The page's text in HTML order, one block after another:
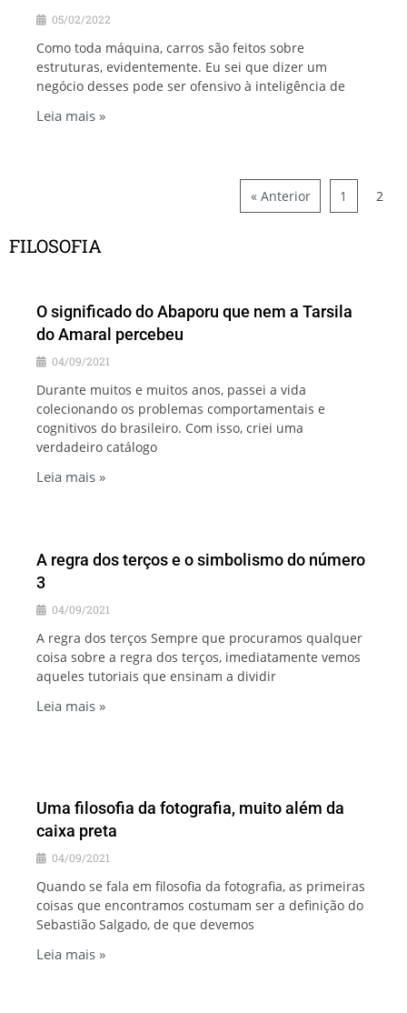
05/02/2022
Como toda máquina, carros são feitos sobre
estruturas, evidentemente. Eu sei que dizer um
negócio desses pode ser ofensivo à inteligência de
Leia mais »
« Anterior 1 2
FILOSOFIA
O significado do Abaporu que nem a Tarsila
do Amaral percebeu
04/09/2021
Durante muitos e muitos anos, passei a vida
colecionando os problemas comportamentais e
cognitivos do brasileiro. Com isso, criei uma
verdadeiro catálogo
Leia mais »
A regra dos terços e o simbolismo do número
3
04/09/2021
A regra dos terços Sempre que procuramos qualquer
coisa sobre a regra dos terços, imediatamente vemos
aqueles tutoriais que ensinam a dividir
Leia mais »
Uma filosofia da fotografia, muito além da
caixa preta
04/09/2021
Quando se fala em filosofia da fotografia, as primeiras
coisas que encontramos costumam ser a definição do
Sebastião Salgado, de que devemos
Leia mais »